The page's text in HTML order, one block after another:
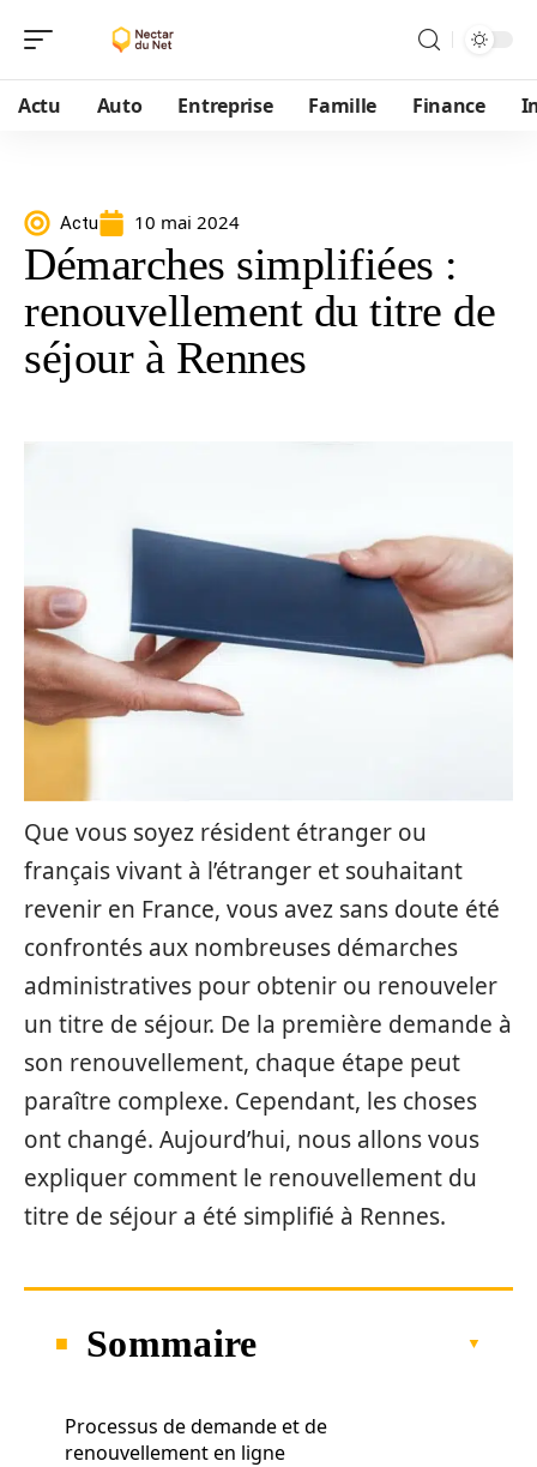
Actu Auto Entreprise Famille Finance
Actu 10 mai 2024
Démarches simplifiées :
renouvellement du titre de
séjour à Rennes
Que vous soyez résident étranger ou
français vivant à l’étranger et souhaitant
revenir en France, vous avez sans doute été
confrontés aux nombreuses démarches
administratives pour obtenir ou renouveler
un titre de séjour. De la première demande à
son renouvellement, chaque étape peut
paraître complexe. Cependant, les choses
ont changé. Aujourd’hui, nous allons vous
expliquer comment le renouvellement du
titre de séjour a été simplifié à Rennes.
Sommaire
Processus de demande et de
renouvellement en ligne